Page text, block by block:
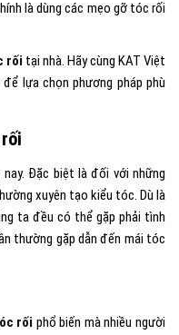
là dùng các mẹo gỡ tóc rối
rối tại nhà. Hãy cùng KAT Việt
lựa chọn phương pháp phù
Đặc biệt là đối với những
xuyên tạo kiểu tóc. Dù là
ta đều có thể gặp phải tình
thường gặp dẫn đến mái tóc
rối phổ biến mà nhiều người